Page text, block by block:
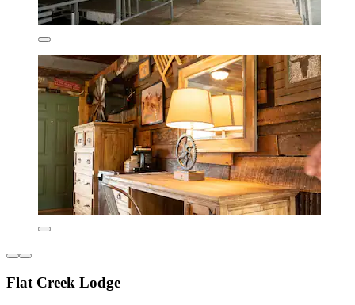
Flat Creek Lodge